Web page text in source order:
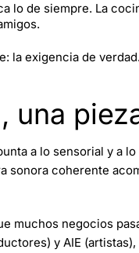
lo de siempre. La
la exigencia de
una
a lo sensorial y a
sonora coherente
muchos negocios
y AIE